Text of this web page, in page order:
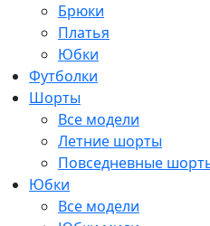
Брюки
Платья
Юбки
Футболки
Шорты
Все модели
Летние шорты
Повседневные
Юбки
Все модели